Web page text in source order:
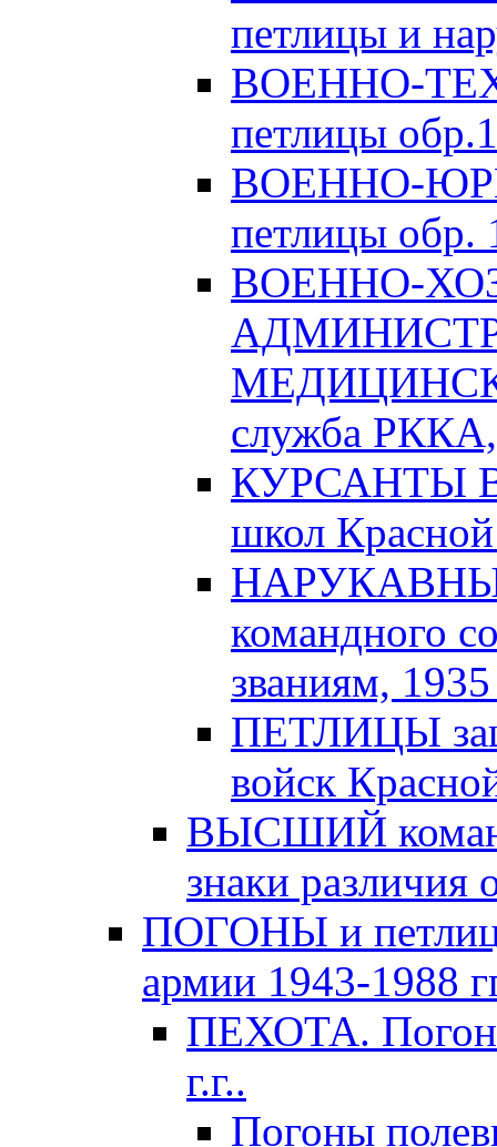
петлицы и
ВОЕННО-
петлицы
ВОЕННО-
петлицы обр.
ВОЕННО-
служба РККА,
КУРСАНТЫ
школ
командного
званиям,
ПЕТЛИЦЫ
войск
ВЫСШИЙ
знаки различия
ПОГОНЫ и
армии 1943-1988
ПЕХОТА.
г.г..
Погоны